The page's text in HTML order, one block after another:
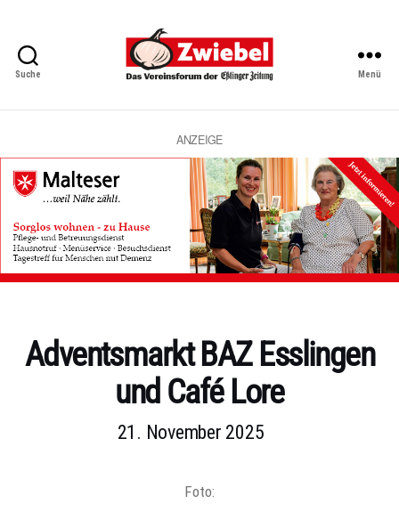
Suche
Vereinsforum
Eßlinger
Zeitung
Menü
ANZEIGE
Kategorien
Adventsmarkt BAZ Esslingen
und Café Lore
21. November 2025
Foto: